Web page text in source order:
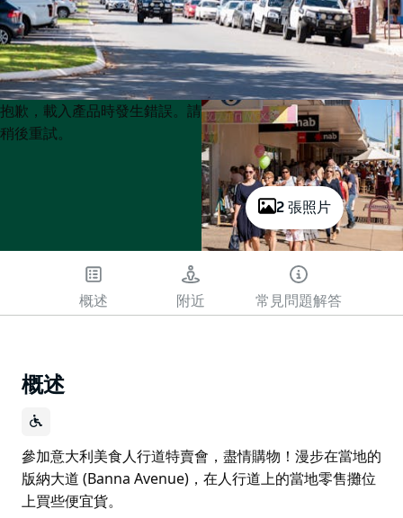
2 張照片
Product
List
Product
List
抱歉，載入產品時發生錯誤。請
稍後重試。
概述 附近 常見問題解答
概述
參加意大利美食人行道特賣會，盡情購物！漫步在當地的
版納大道 (Banna Avenue)，在人行道上的當地零售攤位
上買些便宜貨。